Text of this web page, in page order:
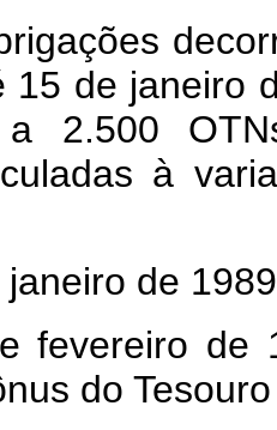
15 de janeiro
a 2.500
à
de
fevereiro de
do